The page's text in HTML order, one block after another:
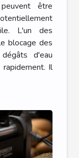
être
L'un des
blocage des
d'eau
Il